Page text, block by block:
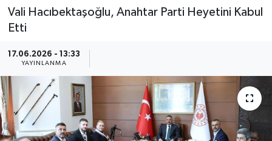
Vali Hacıbektaşoğlu, Anahtar Parti Heyetini Kabul
Etti
17.06.2026 - 13:33
YAYINLANMA
Kilimli
Devrek
Özel
Puan Durumu ve Fikstür
Son Dakika Haberleri
Haber Arşivi